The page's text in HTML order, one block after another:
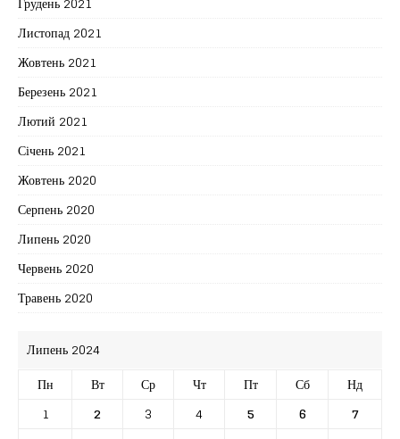
Листопад 2021
Жовтень 2021
Березень 2021
Лютий 2021
Січень 2021
Жовтень 2020
Серпень 2020
Липень 2020
Червень 2020
Травень 2020
Липень 2024
Пн
Вт Ср Чт Пт Сб
Нд
1
2 3 4 5 6
7